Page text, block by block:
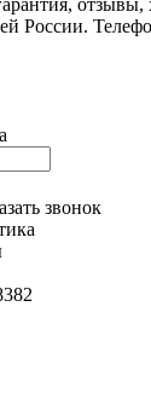
отзывы,
России.
звонок